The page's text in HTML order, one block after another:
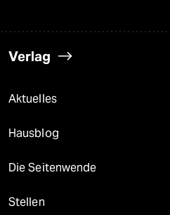
Verlag
Aktuelles
Hausblog
Die Seitenwende
Stellen